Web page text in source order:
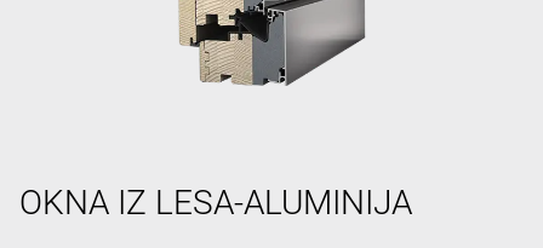
OKNA IZ LESA-ALUMINIJA